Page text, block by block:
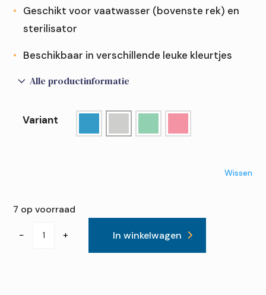
Geschikt voor vaatwasser (bovenste rek) en
sterilisator
Beschikbaar in verschillende leuke kleurtjes
3 Alle productinformatie
Variant
Wissen
7 op voorraad
−
Dr.
+ In winkelwagen